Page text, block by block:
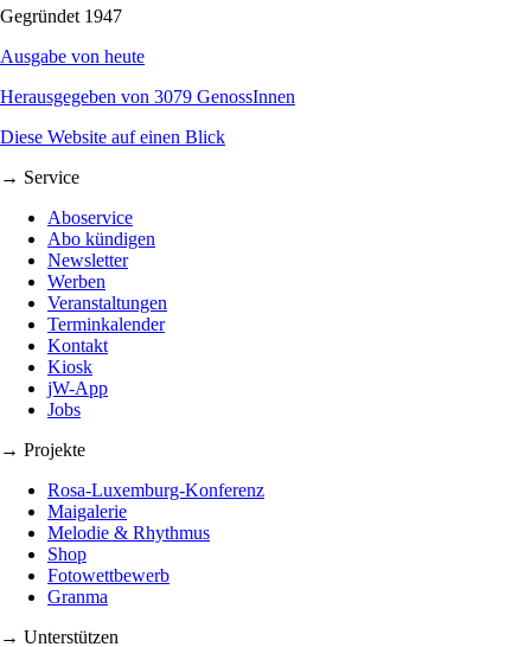
Gegründet 1947
Ausgabe von heute
Herausgegeben von 3079 GenossInnen
Diese Website auf einen Blick
→ Service
Aboservice
Abo kündigen
Newsletter
Werben
Veranstaltungen
Terminkalender
Kontakt
Kiosk
jW-App
Jobs
→ Projekte
Rosa-Luxemburg-Konferenz
Maigalerie
Melodie & Rhythmus
Shop
Fotowettbewerb
Granma
→ Unterstützen